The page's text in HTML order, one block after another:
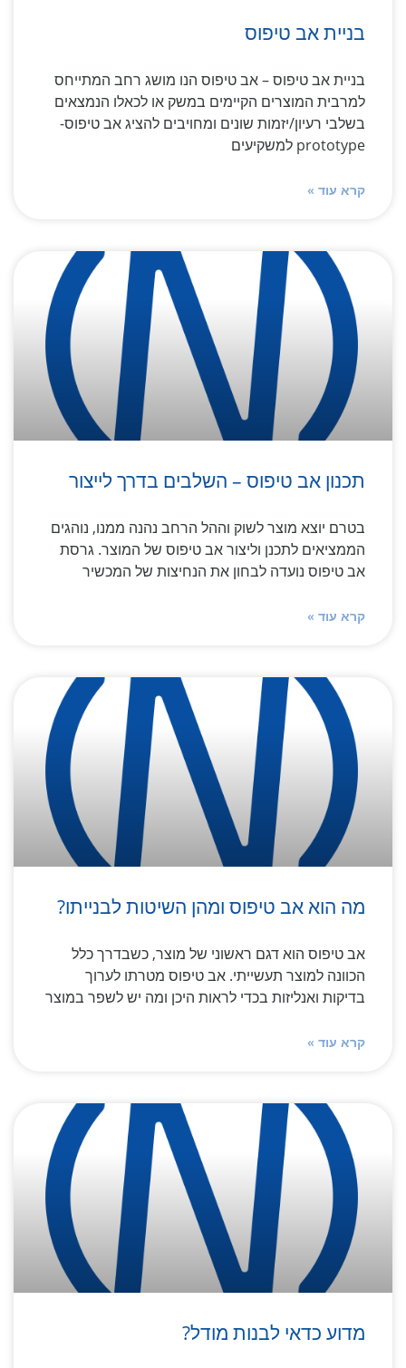
בניית אב טיפוס
בניית אב טיפוס – אב טיפוס הנו מושג רחב המתייחס
למרבית המוצרים הקיימים במשק או לכאלו הנמצאים
בשלבי רעיון/יזמות שונים ומחויבים להציג אב טיפוס-
prototype למשקיעים
קרא עוד »
תכנון אב טיפוס – השלבים בדרך לייצור
בטרם יוצא מוצר לשוק וההל הרחב נהנה ממנו, נוהגים
הממציאים לתכנן וליצור אב טיפוס של המוצר. גרסת
אב טיפוס נועדה לבחון את הנחיצות של המכשיר
קרא עוד »
מה הוא אב טיפוס ומהן השיטות לבנייתו?
אב טיפוס הוא דגם ראשוני של מוצר, כשבדרך כלל
הכוונה למוצר תעשייתי. אב טיפוס מטרתו לערוך
בדיקות ואנליזות בכדי לראות היכן ומה יש לשפר במוצר
קרא עוד »
מדוע כדאי לבנות מודל?